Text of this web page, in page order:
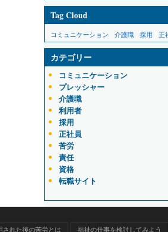
Tag Cloud
コミュニケーション 介護職 採用 正
カテゴリー
コミュニケーション
プレッシャー
介護職
利用者
採用
正社員
苦労
責任
資格
転職サイト
された後の苦労とは 福祉の仕事を検討してみよう